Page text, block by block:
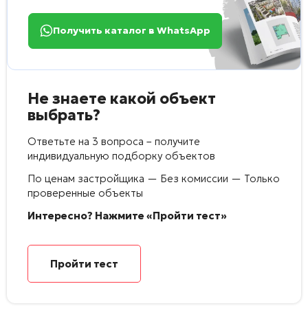
Получить каталог в WhatsApp
Не знаете какой объект
выбрать?
Ответьте на 3 вопроса – получите
индивидуальную подборку объектов
По ценам застройщика — Без комиссии — Только
проверенные объекты
Интересно? Нажмите «Пройти тест»
Пройти тест